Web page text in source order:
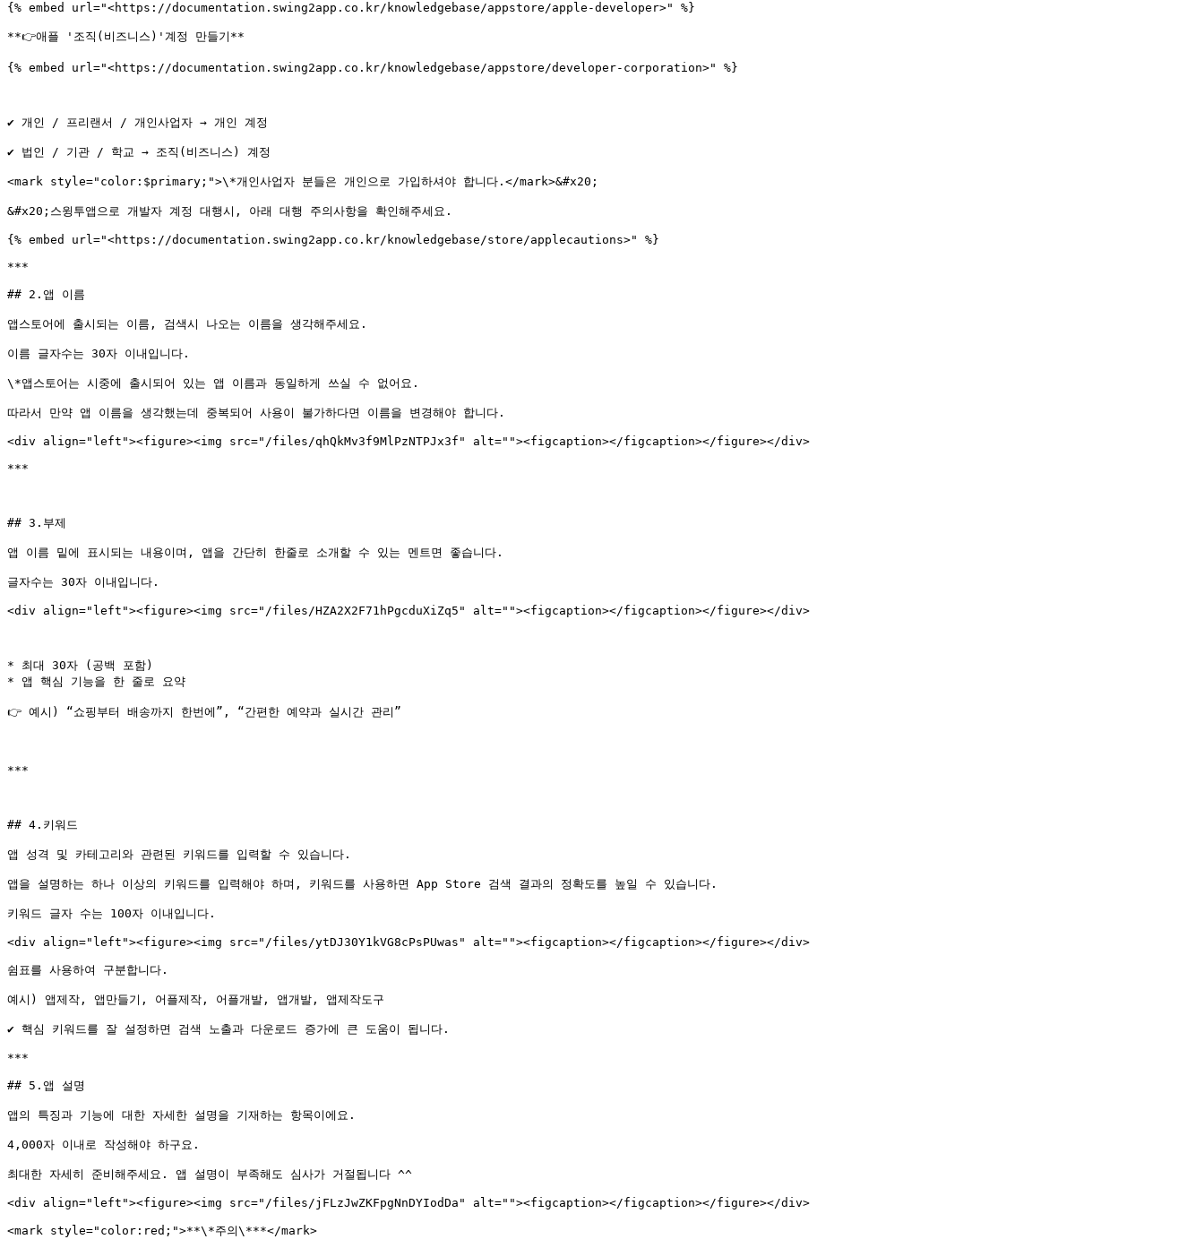
{% embed url="<https://documentation.swing2app.co.kr/knowledgebase/appstore/apple-developer>" %}
**👉애플 '조직(비즈니스)'계정 만들기**
{% embed url="<https://documentation.swing2app.co.kr/knowledgebase/appstore/developer-corporation>" %}
✔ 개인 / 프리랜서 / 개인사업자 → 개인 계정
✔ 법인 / 기관 / 학교 → 조직(비즈니스) 계정
<mark style="color:$primary;">\*개인사업자 분들은 개인으로 가입하셔야 합니다.</mark>&#x20;
&#x20;스윙투앱으로 개발자 계정 대행시, 아래 대행 주의사항을 확인해주세요.
{% embed url="<https://documentation.swing2app.co.kr/knowledgebase/store/applecautions>" %}
***
## 2.앱 이름
앱스토어에 출시되는 이름, 검색시 나오는 이름을 생각해주세요.
이름 글자수는 30자 이내입니다.
\*앱스토어는 시중에 출시되어 있는 앱 이름과 동일하게 쓰실 수 없어요.
따라서 만약 앱 이름을 생각했는데 중복되어 사용이 불가하다면 이름을 변경해야 합니다.
<div align="left"><figure><img src="/files/qhQkMv3f9MlPzNTPJx3f" alt=""><figcaption></figcaption></figure></div>
***
## 3.부제
앱 이름 밑에 표시되는 내용이며, 앱을 간단히 한줄로 소개할 수 있는 멘트면 좋습니다.
글자수는 30자 이내입니다.
<div align="left"><figure><img src="/files/HZA2X2F71hPgcduXiZq5" alt=""><figcaption></figcaption></figure></div>
* 최대 30자 (공백 포함)
* 앱 핵심 기능을 한 줄로 요약
👉 예시) “쇼핑부터 배송까지 한번에”, “간편한 예약과 실시간 관리”
***
## 4.키워드
앱 성격 및 카테고리와 관련된 키워드를 입력할 수 있습니다.
앱을 설명하는 하나 이상의 키워드를 입력해야 하며, 키워드를 사용하면 App Store 검색 결과의 정확도를 높일 수 있습니다.
키워드 글자 수는 100자 이내입니다.
<div align="left"><figure><img src="/files/ytDJ30Y1kVG8cPsPUwas" alt=""><figcaption></figcaption></figure></div>
쉼표를 사용하여 구분합니다.
예시) 앱제작, 앱만들기, 어플제작, 어플개발, 앱개발, 앱제작도구
✔ 핵심 키워드를 잘 설정하면 검색 노출과 다운로드 증가에 큰 도움이 됩니다.
***
## 5.앱 설명
앱의 특징과 기능에 대한 자세한 설명을 기재하는 항목이에요.
4,000자 이내로 작성해야 하구요.
최대한 자세히 준비해주세요. 앱 설명이 부족해도 심사가 거절됩니다 ^^
<div align="left"><figure><img src="/files/jFLzJwZKFpgNnDYIodDa" alt=""><figcaption></figcaption></figure></div>
<mark style="color:red;">**\*주의\***</mark>